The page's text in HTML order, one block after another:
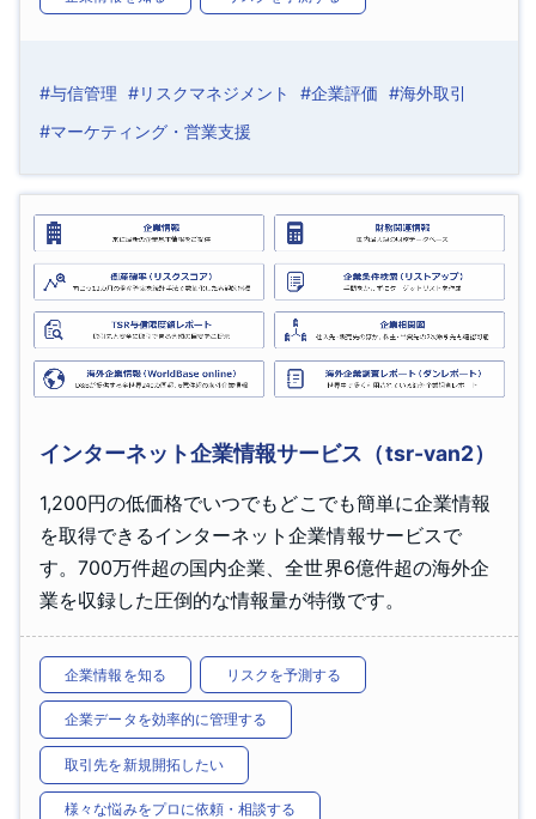
#与信管理 #リスクマネジメント #企業評価 #海外取引
#マーケティング・営業支援
インターネット企業情報サービス（tsr-van2）
1,200円の低価格でいつでもどこでも簡単に企業情報
を取得できるインターネット企業情報サービスで
す。700万件超の国内企業、全世界6億件超の海外企
業を収録した圧倒的な情報量が特徴です。
企業情報を知る リスクを予測する
企業データを効率的に管理する
取引先を新規開拓したい
様々な悩みをプロに依頼・相談する